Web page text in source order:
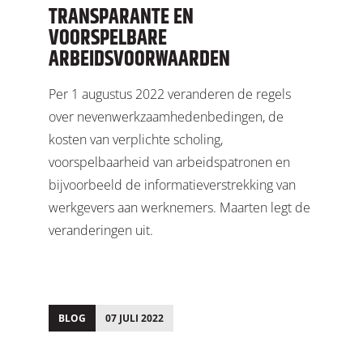
TRANSPARANTE EN
VOORSPELBARE
ARBEIDSVOORWAARDEN
Per 1 augustus 2022 veranderen de regels
over nevenwerkzaamhedenbedingen, de
kosten van verplichte scholing,
voorspelbaarheid van arbeidspatronen en
bijvoorbeeld de informatieverstrekking van
werkgevers aan werknemers. Maarten legt de
veranderingen uit.
BLOG 07 JULI 2022